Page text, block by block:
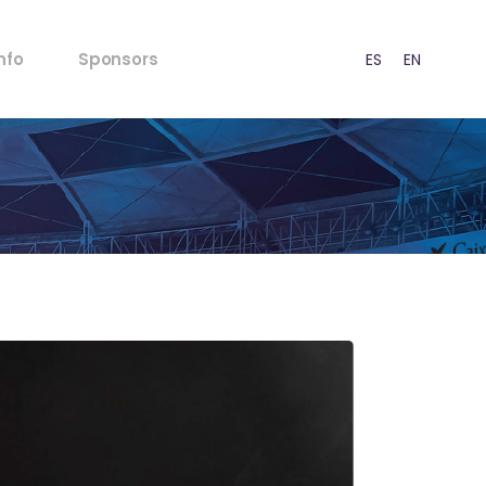
Menors
Normativa Acústica
de venda
Sponsors ES EN
Menors
de venda
Premsa